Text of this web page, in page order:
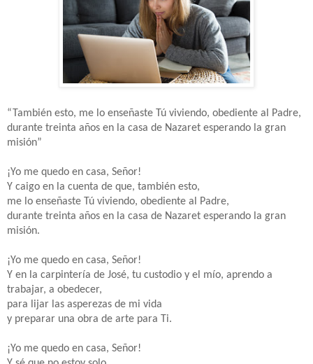
“También esto, me lo enseñaste Tú viviendo, obediente al Padre,
durante treinta años en la casa de Nazaret esperando la gran
misión”
¡Yo me quedo en casa, Señor!
Y caigo en la cuenta de que, también esto,
me lo enseñaste Tú viviendo, obediente al Padre,
durante treinta años en la casa de Nazaret esperando la gran
misión.
¡Yo me quedo en casa, Señor!
Y en la carpintería de José, tu custodio y el mío, aprendo a
trabajar, a obedecer,
para lijar las asperezas de mi vida
y preparar una obra de arte para Ti.
¡Yo me quedo en casa, Señor!